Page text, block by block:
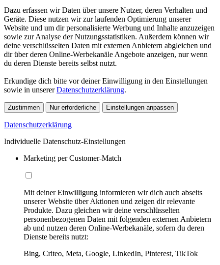
Dazu erfassen wir Daten über unsere Nutzer, deren Verhalten und
Geräte. Diese nutzen wir zur laufenden Optimierung unserer
Website und um dir personalisierte Werbung und Inhalte anzuzeigen
sowie zur Analyse der Nutzungsstatistiken. Außerdem können wir
deine verschlüsselten Daten mit externen Anbietern abgleichen und
dir über deren Online-Werbekanäle Angebote anzeigen, nur wenn
du deren Dienste bereits selbst nutzt.
Erkundige dich bitte vor deiner Einwilligung in den Einstellungen
sowie in unsererDatenschutzerklärung.
Zustimmen Nur erforderliche Einstellungen anpassen
Datenschutzerklärung
Individuelle Datenschutz-Einstellungen
Marketing per Customer-Match
Mit deiner Einwilligung informieren wir dich auch abseits
unserer Website über Aktionen und zeigen dir relevante
Produkte. Dazu gleichen wir deine verschlüsselten
personenbezogenen Daten mit folgenden externen Anbietern
ab und nutzen deren Online-Werbekanäle, sofern du deren
Dienste bereits nutzt:
Bing, Criteo, Meta, Google, LinkedIn, Pinterest, TikTok